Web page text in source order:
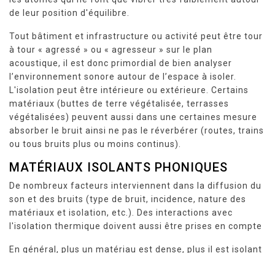
de leur position d'équilibre.
Tout bâtiment et infrastructure ou activité peut être tour
à tour « agressé » ou « agresseur » sur le plan
acoustique, il est donc primordial de bien analyser
l’environnement sonore autour de l’espace à isoler.
L'isolation peut être intérieure ou extérieure. Certains
matériaux (buttes de terre végétalisée, terrasses
végétalisées) peuvent aussi dans une certaines mesure
absorber le bruit ainsi ne pas le réverbérer (routes, trains
ou tous bruits plus ou moins continus).
MATÉRIAUX ISOLANTS PHONIQUES
De nombreux facteurs interviennent dans la diffusion du
son et des bruits (type de bruit, incidence, nature des
matériaux et isolation, etc.). Des interactions avec
l'isolation thermique doivent aussi être prises en compte
En général, plus un matériau est dense, plus il est isolant